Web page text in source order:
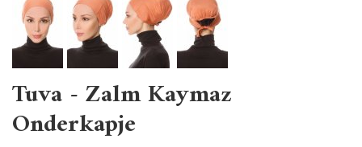
Tuva - Zalm Kaymaz
Onderkapje